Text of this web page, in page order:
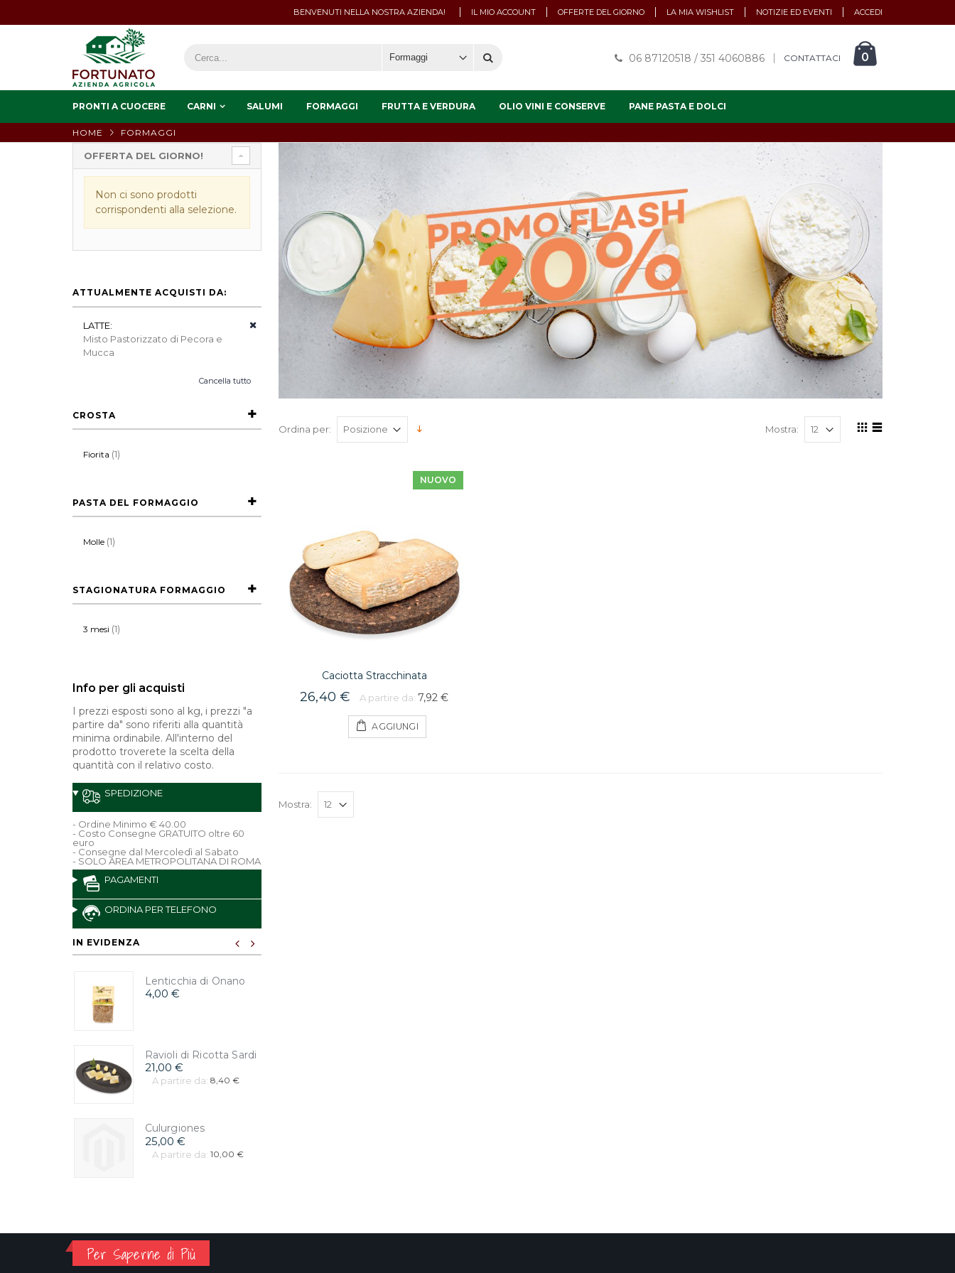
IL MIO ACCOUNT OFFERTE DEL GIORNO LA MIA WISHLIST NOTIZIE ED EVENTI ACCEDI
BENVENUTI NELLA NOSTRA AZIENDA!
06 87120518 / 351 4060886 CONTATTACI 0
PRONTI A CUOCERE CARNI SALUMI FORMAGGI FRUTTA E VERDURA OLIO VINI E CONSERVE PANE PASTA E DOLCI
HOME FORMAGGI
Ordina per: Mostra:
NUOVO
Caciotta Stracchinata
26,40 € A partire da: 7,92 €
AGGIUNGI
Mostra:
OFFERTA DEL GIORNO!
Non ci sono prodotti
corrispondenti alla selezione.
ATTUALMENTE ACQUISTI DA:
LATTE:
Misto Pastorizzato di Pecora e
Mucca
Cancella tutto
CROSTA
Fiorita (1)
PASTA DEL FORMAGGIO
Molle (1)
STAGIONATURA FORMAGGIO
3 mesi (1)
Info per gli acquisti
I prezzi esposti sono al kg, i prezzi "a
partire da" sono riferiti alla quantità
minima ordinabile. All'interno del
prodotto troverete la scelta della
quantità con il relativo costo.
SPEDIZIONE
- Ordine Minimo € 40.00
- Costo Consegne GRATUITO oltre 60
euro
- Consegne dal Mercoledì al Sabato
- SOLO AREA METROPOLITANA DI ROMA
PAGAMENTI
ORDINA PER TELEFONO
IN EVIDENZA
Lenticchia di Onano
4,00 €
Ravioli di Ricotta Sardi
21,00 €
A partire da: 8,40 €
Culurgiones
25,00 €
A partire da: 10,00 €
Per Saperne di Più